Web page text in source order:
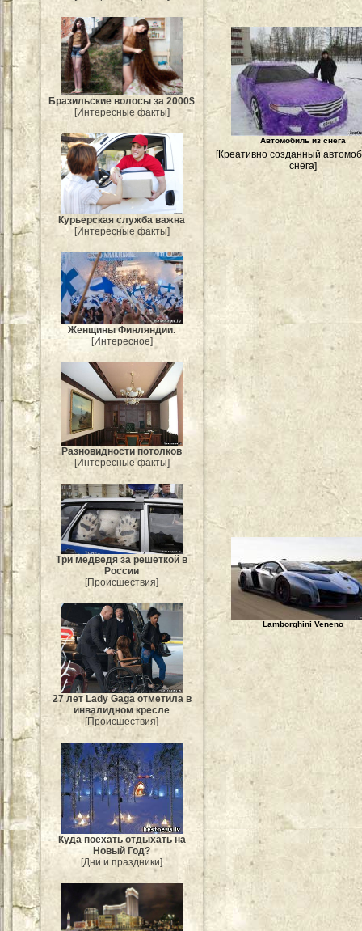
Бразильские волосы за 2000$
[Интересные факты]
Курьерская служба важна
[Интересные факты]
Женщины Финляндии.
[Интересное]
Разновидности потолков
[Интересные факты]
Три медведя за решёткой в
России
[Происшествия]
27 лет Lady Gaga отметила в
инвалидном кресле
[Происшествия]
Куда поехать отдыхать на
Новый Год?
[Дни и праздники]
Автомобиль из снега
[Креативно созданный
снега]
Lamborghini Veneno